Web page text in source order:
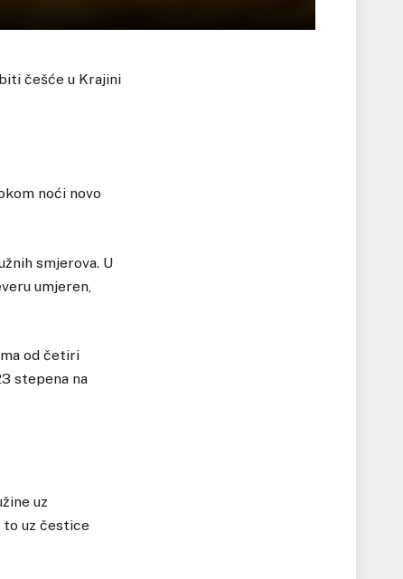
češće u Krajini
noći novo
smjerova. U
umjeren,
od četiri
stepena na
uz
to uz čestice